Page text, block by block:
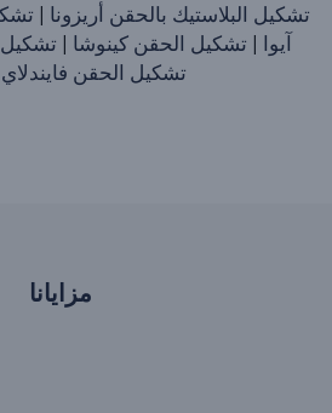
تشكيل البلاستيك بالحقن أريزونا |
آيوا | تشكيل الحقن كينوشا | تشكيل
تشكيل الحقن فايندلاي
مزايانا